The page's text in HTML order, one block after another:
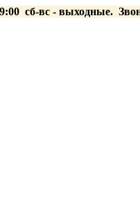
сб-вс - выходные.